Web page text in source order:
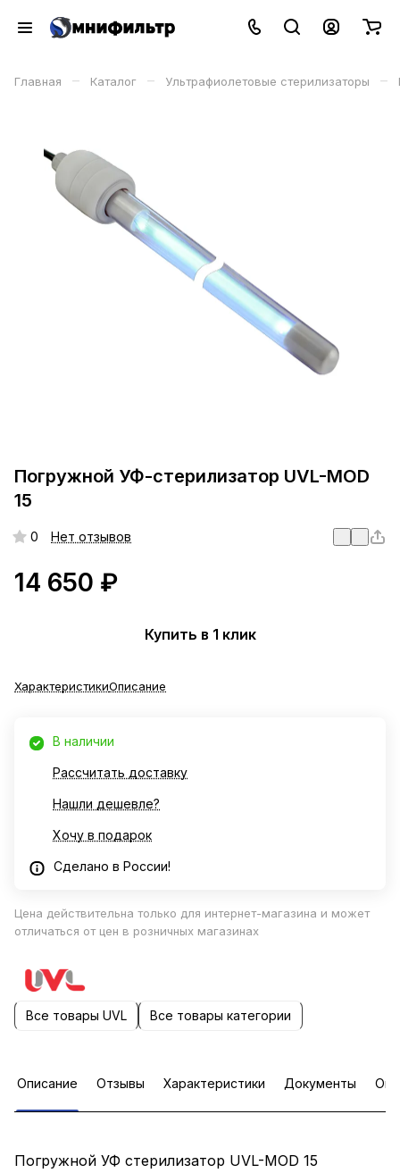
Главная – Каталог – Ультрафиолетовые стерилизаторы –
Погружной УФ-стерилизатор UVL-MOD
15
0 Нет отзывов
14 650 ₽
Купить в 1 клик
ХарактеристикиОписание
В наличии
Рассчитать доставку
Нашли дешевле?
Хочу в подарок
Сделано в России!
Цена действительна только для интернет-магазина и может
отличаться от цен в розничных магазинах
Все товары UVL Все товары категории
Описание Отзывы Характеристики Документы
Погружной УФ стерилизатор UVL-MOD 15